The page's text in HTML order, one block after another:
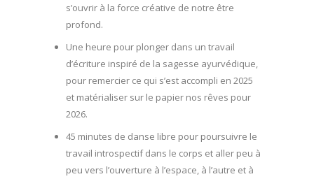
s’ouvrir à la force créative de notre être
profond.
Une heure pour plonger dans un travail
d’écriture inspiré de la sagesse ayurvédique,
pour remercier ce qui s’est accompli en 2025
et matérialiser sur le papier nos rêves pour
2026.
45 minutes de danse libre pour poursuivre le
travail introspectif dans le corps et aller peu à
peu vers l’ouverture à l’espace, à l’autre et à